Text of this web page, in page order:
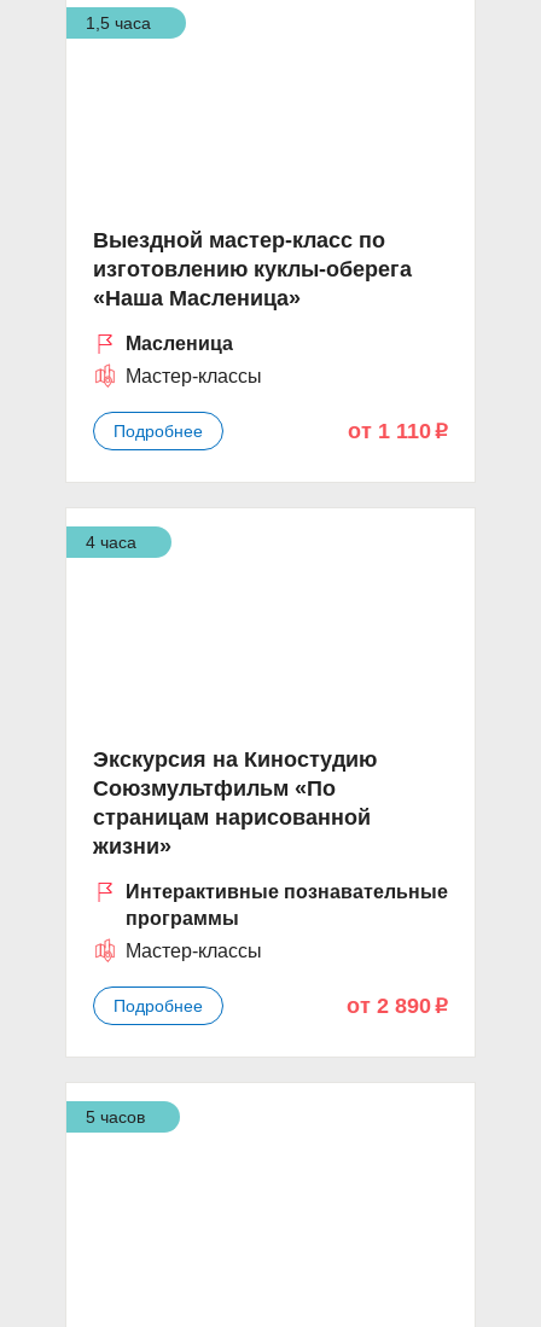
1,5 часа
Выездной мастер-класс по
изготовлению куклы-оберега
«Наша Масленица»
Масленица
Мастер-классы
Подробнее от 1 110 p
4 часа
Экскурсия на Киностудию
Союзмультфильм «По
страницам нарисованной
жизни»
Интерактивные познавательные
программы
Мастер-классы
Подробнее от 2 890 p
5 часов